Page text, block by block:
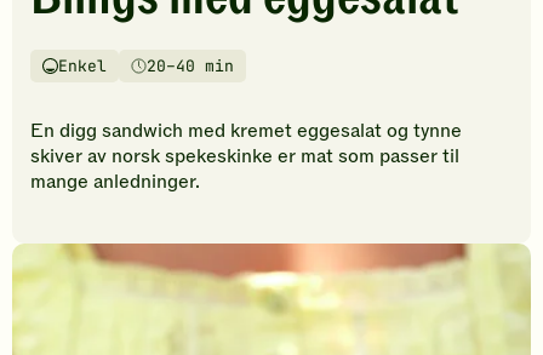
foreløpig
vurderinger.
den
første
til
denne
oppskriften.
Vanskelighetsgrad
Enkel
Tilberedningstid20–40 min
En digg sandwich med kremet eggesalat og tynne
skiver av norsk spekeskinke er mat som passer til
mange anledninger.